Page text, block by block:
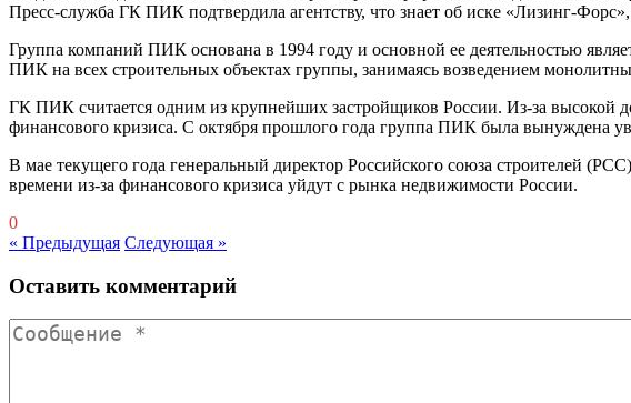
Пресс-служба ГК ПИК подтвердила агентству, что знает об иске «Лизинг-
Группа компаний ПИК основана в 1994 году и основной ее деятельностью
ПИК на всех строительных объектах группы, занимаясь возведением
ГК ПИК считается одним из крупнейших застройщиков России. Из-за высокой
финансового кризиса. С октября прошлого года группа ПИК была вынуждена
В мае текущего года генеральный директор Российского союза строителей
времени из-за финансового кризиса уйдут с рынка недвижимости России.
0
« Предыдущая Следующая »
Оставить комментарий